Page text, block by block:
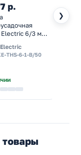
❯
р.
Electric 6/3 мм
2:1 в метровой
THS-6-1-B/50